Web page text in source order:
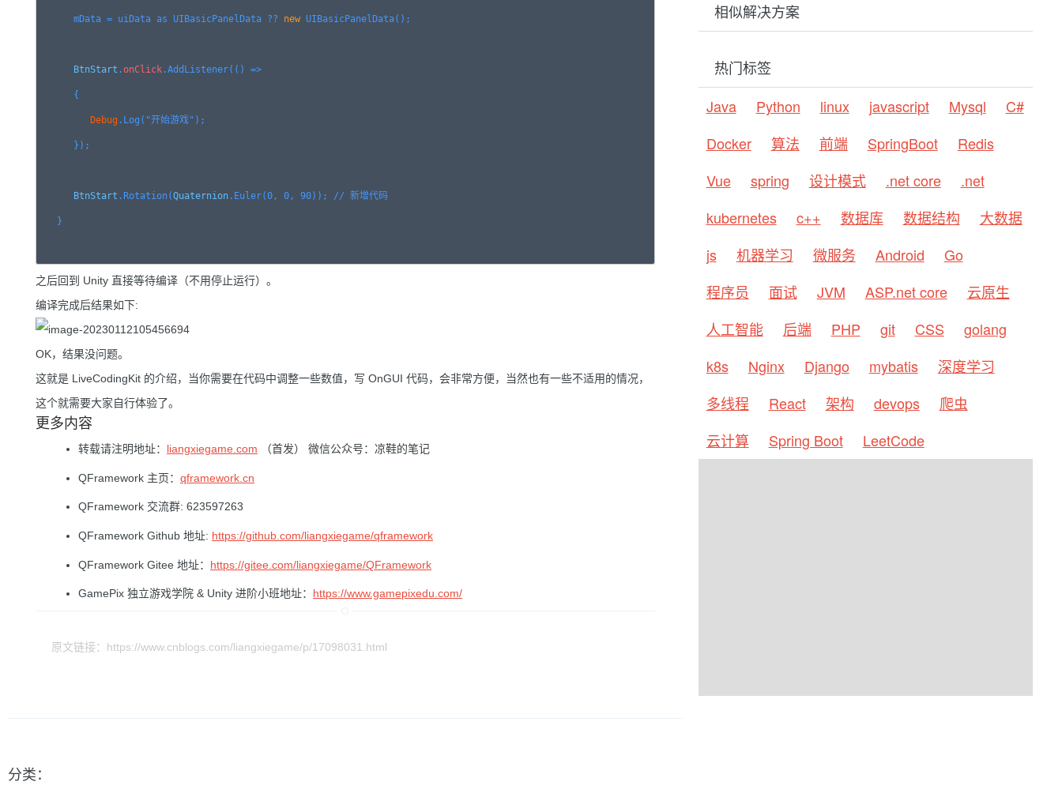
      mData = uiData as UIBasicPanelData ??
new UIBasicPanelData();
BtnStart .onClick .AddListener(() =>
Debug .Log("开始游戏");
BtnStart .Rotation(Quaternion .Euler(0, 0, 90)); // 新增代码
之后回到 Unity 直接等待编译（不用停止运行）。
编译完成后结果如下:
OK，结果没问题。
这就是 LiveCodingKit 的介绍，当你需要在代码中调整一些数值，写 OnGUI 代码，会非常方便，当然也有一些不适用的情况，
这个就需要大家自行体验了。
更多内容
转载请注明地址： liangxiegame.com （首发） 微信公众号：凉鞋的笔记
QFramework 主页： qframework.cn
QFramework 交流群: 623597263
QFramework Github 地址: https://github.com/liangxiegame/qframework
QFramework Gitee 地址： https://gitee.com/liangxiegame/QFramework
GamePix 独立游戏学院 & Unity 进阶小班地址： https://www.gamepixedu.com/
原文链接：https://www.cnblogs.com/liangxiegame/p/17098031.html
分类：
相似解决方案
热门标签
Java
Python linux javascript Mysql
C#
Docker
算法 前端 SpringBoot
Redis
Vue
spring 设计模式 .net core
.net
kubernetes
c++ 数据库 数据结构
大数据
js
机器学习 微服务 Android
Go
程序员
面试 JVM ASP.net core
云原生
人工智能
后端 PHP git CSS
golang
k8s
Nginx Django mybatis
深度学习
多线程
React 架构 devops
爬虫
云计算
Spring Boot LeetCode